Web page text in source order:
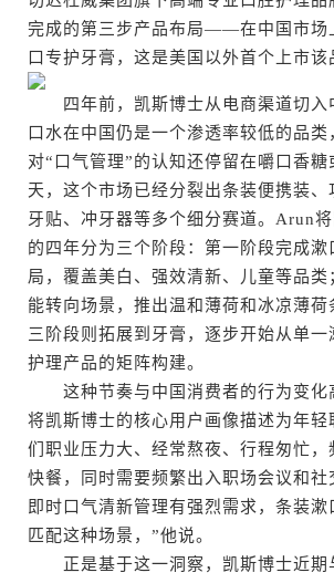
完成的第三步产品布局——在中国市场
口专护牙膏，这是美国以外首个上市该
四年前，凯斯博士从电商渠道切入
口水在中国仍是一个渗透率较低的品
对“口气管理”的认知还停留在嚼口香
天，这个市场已经分裂出条装便携装、
牙贴、冲牙器等多个细分赛道。Arun
的四年分为三个阶段：第一阶段完成漱
局，覆盖美白、强效清新、儿童等品类
能转向场景，推出温和薄荷和冰凉薄荷
三阶段则拓展到牙膏，逐步开始从单一
护理产品的矩阵构建。
这种节奏与中国消费者的行为变化
将凯斯博士的核心用户画像描述为年
们职业压力大、经常熬夜、行程匆忙，
快餐，同时需要频繁出入职场会议和社
即时口气清新管理有强烈需求，条装漱
匹配这种场景，”他说。
正是基于这一洞察，凯斯博士近期